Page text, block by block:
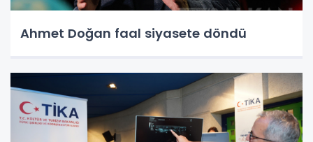
Ahmet Doğan faal siyasete döndü